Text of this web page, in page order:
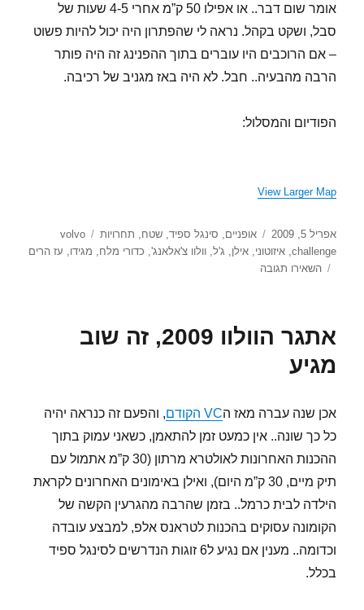
אומר שום דבר.. או אפילו 50 ק”מ אחרי 4-5 שעות של
סבל, ושקט בקהל. נראה לי שהפתרון היה יכול להיות פשוט
– אם הרוכבים היו עוברים בתוך ההפנינג זה היה פותר
הרבה מהבעיה.. חבל. לא היה באז מגניב של רכיבה.
הפודיום והמסלול:
View Larger Map
פורסם
בתאריך
אפריל 5, 2009 קטגוריות
אופניים סינגל ספיד ,שטח תחרויות תגיות
volvo
challenge
,איזוטוני ,אילן ג'ל ,וולוו צ'אלאנג' כדורי מלח מגידו
עז הרים
השאירו תגובה
2009
אתגר הוולוו 2009, זה שוב
מגיע
אכן שנה עברה מאז הVC הקודם
, והפעם זה כנראה יהיה
כל כך שונה.. אין כמעט זמן להתאמן, כשאני עמוק בתוך
ההכנות האחרונות לאולטרא מרתון (30 ק”מ אתמול עם
תיק מיים, 30 ק”מ היום), ואילן באימונים האחרונים לקראת
הילדה לבית כרמל.. בזמן שהרבה מהגרעין הקשה של
הקומונה עסוקים בהכנות לטראנס אלפ, למבצע עובדה
וכדומה.. מענין אם נגיע ל6 זוגות הנדרשים לסינגל ספיד
בכלל.